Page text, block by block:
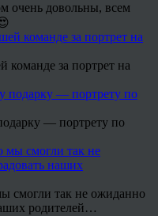
очень довольны, всем
команде за портрет на
— портрету по
смогли так не ожиданно
родителей…